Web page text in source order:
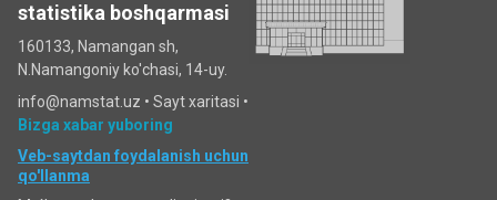
statistika boshqarmasi
160133, Namangan sh,
N.Namangoniy ko'chasi, 14-uy.
info@namstat.uz • Sayt xaritasi •
Bizga xabar yuboring
Veb-saytdan foydalanish uchun
qo'llanma